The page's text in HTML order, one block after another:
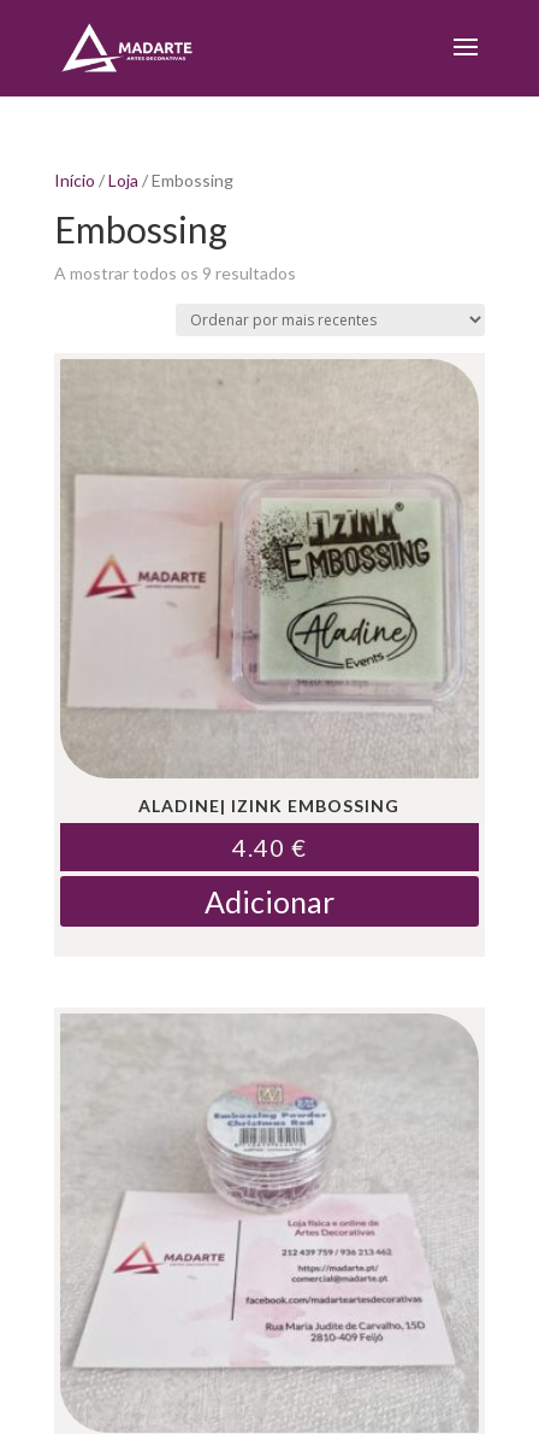
Início /Loja / Embossing
Embossing
A mostrar todos os 9 resultadosSorted
latest
ALADINE| IZINK EMBOSSING
4.40 €
Adicionar